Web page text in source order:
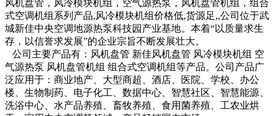
风机盘管，风冷模块机组，空气源热泵，风机盘管机组，组合
式空调机组系列产品,风冷模块机组价格低,货源足,,公司位于武
城新佳中央空调地源热泵科技园产业基地。本着“以质量求生
存，以信誉求发展”的企业宗旨不断发展壮大。
公司主要产品有：风机盘管 新佳风机盘管 风冷模块机组 空
气源热泵 风机盘管机组 组合式空调机组等产品。公司产品广
泛应用于：商业地产、大型商超、酒店、医院、学校、办公
楼、生物制药、电子化工、数据中心、智慧社区、智慧能源、
洗浴中心、水产品养殖、畜牧养殖、食用菌养殖、工农业烘